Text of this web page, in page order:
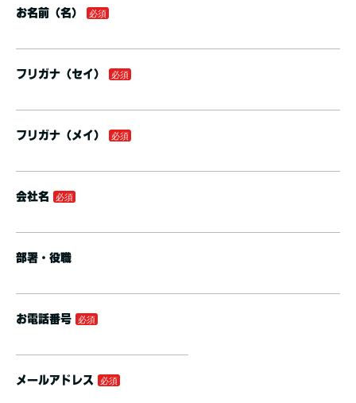
お名前（名）
フリガナ（セイ）
フリガナ（メイ）
会社名
部署・役職
お電話番号
メールアドレス